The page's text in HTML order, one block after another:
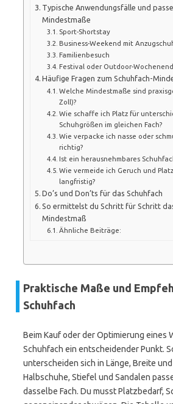
Typische Anwendungsfälle und
Mindestmaße
Sport-Shortstay
Business-Weekend mit
Familienbesuch
Festival oder Outdoor-
Häufige Fragen zum Schuhfach-
Welche Mindestmaße sind
Zoll)?
Wie schaffe ich Platz für
Schuhgrößen im gleichen Fach?
Wie verpacke ich nasse oder
richtig?
Ist ein herausnehmbares
Wie vermeide ich Geruch und
langfristig?
Do’s und Don’ts für das Schuhfach
So ermittelst du Schritt für Schritt
Mindestmaß
Ähnliche Beiträge:
Praktische Maße und
Schuhfach
Beim Kauf oder der Optimierung eines
Schuhfach ein entscheidender Punkt.
unterscheiden sich in Länge, Breite und
Halbschuhe, Stiefel und Sandalen
dasselbe Fach. Du musst Platzbedarf,